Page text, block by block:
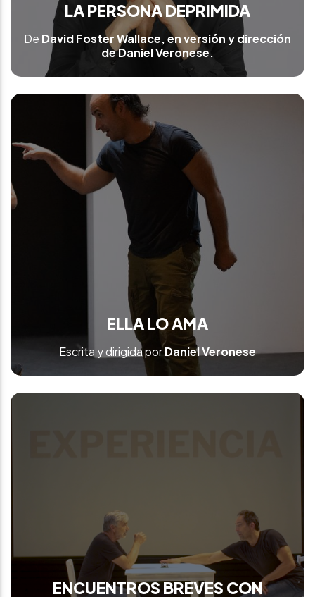
LA PERSONA DEPRIMIDA
De David Foster Wallace, en versión y dirección
de Daniel Veronese.
ELLA LO AMA
Escrita y dirigida porDaniel Veronese
ENCUENTROS BREVES CON